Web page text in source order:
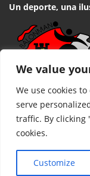
We value
We use cookies
serve
traffic. By clicking
cookies.
Customize
Un deporte, una
León. Todos los